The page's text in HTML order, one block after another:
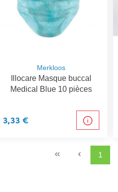
Merkloos
Illocare Masque buccal
Medical Blue 10 pièces
3,33 €
1